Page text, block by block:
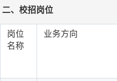
二、校招岗位
岗位
名称
业务方向